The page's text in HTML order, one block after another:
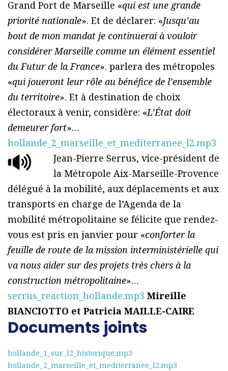
Grand Port de Marseille «qui est une grande
priorité nationale». Et de déclarer: «Jusqu’au
bout de mon mandat je continuerai à vouloir
considérer Marseille comme un élément essentiel
du Futur de la France». parlera des métropoles
«qui joueront leur rôle au bénéfice de l’ensemble
du territoire». Et à destination de choix
électoraux à venir, considère: «L’État doit
demeurer fort»…
hollande_2_marseille_et_mediterranee_l2.mp3
Jean-Pierre Serrus, vice-président de
la Métropole Aix-Marseille-Provence
délégué à la mobilité, aux déplacements et aux
transports en charge de l’Agenda de la
mobilité métropolitaine se félicite que rendez-
vous est pris en janvier pour «conforter la
feuille de route de la mission interministérielle qui
va nous aider sur des projets très chers à la
construction métropolitaine»…
serrus_reaction_hollande.mp3 Mireille
BIANCIOTTO et Patricia MAILLE-CAIRE
Documents joints
hollande_1_sur_l2_historique.mp3
hollande_2_marseille_et_mediterranee_l2.mp3